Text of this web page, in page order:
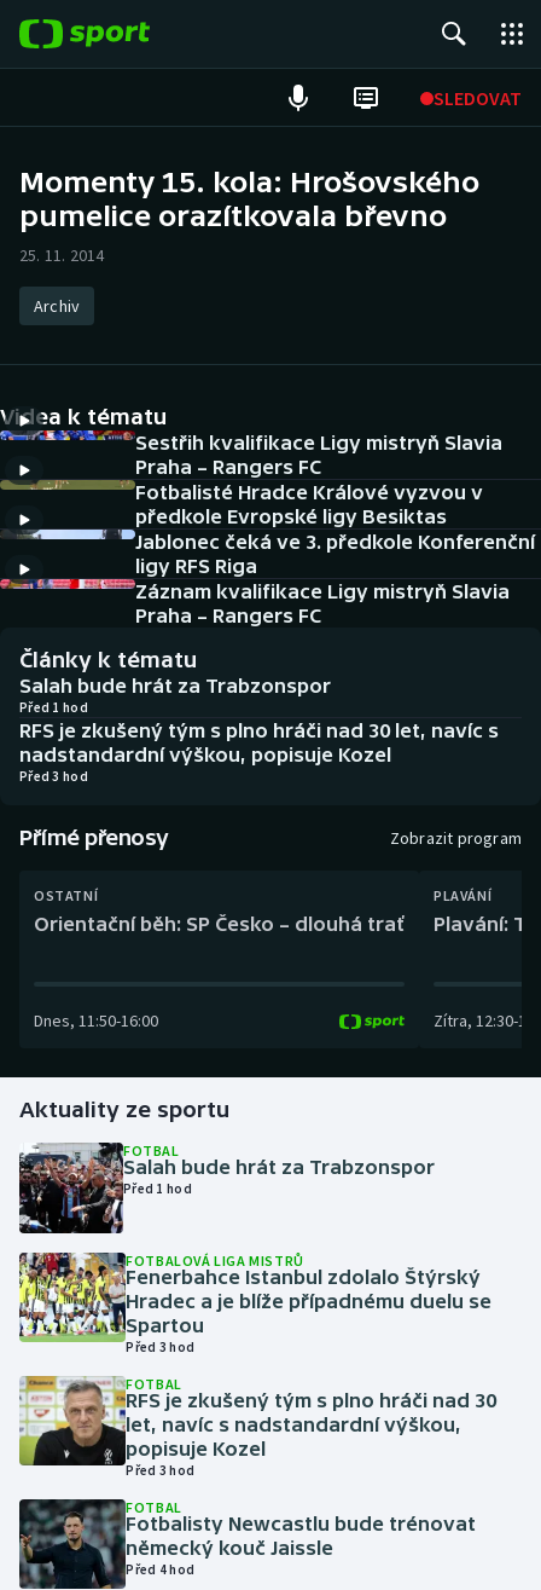
SLEDOVAT
Hokej
Atletika
DALŠÍ SPORTY
Americký fotbal
Baseball a softbal
Biatlon
Boby a skeleton
Curling
Dostihy
Futsal
Golf
Gymnastika
Házená
Jezdectví
Judo
Krasobruslení
Lezení
Moderní pětiboj
NEPŘEHLÉDNĚTE
Historické návraty
Aplikace ČT sport
AZ kvíz
Momenty 15. kola: Hrošovského
pumelice orazítkovala břevno
25. 11. 2014
Archiv
Videa k tématu
Sestřih kvalifikace Ligy mistryň Slavia
Praha – Rangers FC
Fotbalisté Hradce Králové vyzvou v
předkole Evropské ligy Besiktas
Jablonec čeká ve 3. předkole Konferenční
ligy RFS Riga
Záznam kvalifikace Ligy mistryň Slavia
Praha – Rangers FC
Články k tématu
Salah bude hrát za Trabzonspor
Před 1 hod
RFS je zkušený tým s plno hráči nad 30 let, navíc s
nadstandardní výškou, popisuje Kozel
Před 3 hod
Přímé přenosy Zobrazit program
OSTATNÍ
Orientační běh: SP Česko – dlouhá trať
Dnes, 11:50-16:00
PLAVÁNÍ
Plavání:
Zítra, 12:30-
Aktuality ze sportu
FOTBAL
Salah bude hrát za Trabzonspor
Před 1 hod
FOTBALOVÁ LIGA MISTRŮ
Fenerbahce Istanbul zdolalo Štýrský
Hradec a je blíže případnému duelu se
Spartou
Před 3 hod
FOTBAL
RFS je zkušený tým s plno hráči nad 30
let, navíc s nadstandardní výškou,
popisuje Kozel
Před 3 hod
FOTBAL
Fotbalisty Newcastlu bude trénovat
německý kouč Jaissle
Před 4 hod